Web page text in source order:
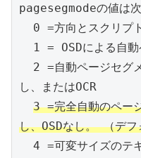
pagesegmodeの値は次
し、またはOCR
3 =完全自動のペー
し、OSDなし。 （デフ